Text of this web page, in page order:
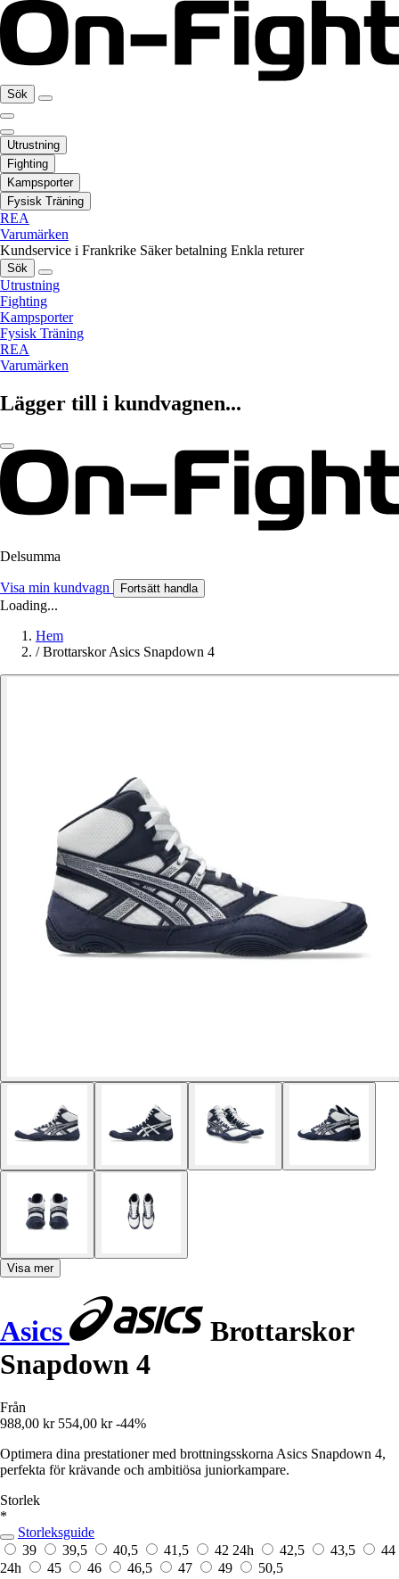
Sök
Utrustning
Fighting
Kampsporter
Fysisk Träning
REA
Varumärken
Kundservice i Frankrike Säker betalning Enkla returer
Sök
Utrustning
Fighting
Kampsporter
Fysisk Träning
REA
Varumärken
Lägger till i kundvagnen...
Delsumma
Visa min kundvagn Fortsätt handla
Loading...
Hem
/ Brottarskor Asics Snapdown 4
Visa mer
Asics
Brottarskor
Snapdown 4
Från
988,00 kr 554,00 kr -44%
Optimera dina prestationer med brottningsskorna Asics Snapdown 4,
perfekta för krävande och ambitiösa juniorkampare.
Storlek
*
Storleksguide
39
39,5 40,5 41,5 42 24h 42,5 43,5
44
24h
45 46 46,5 47 49
50,5